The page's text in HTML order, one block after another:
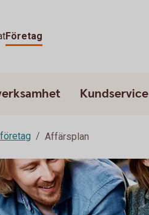
Företag
Kundservice
Affärsplan